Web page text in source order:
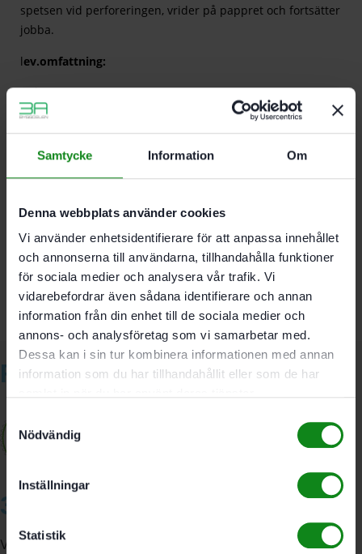
Samtycke Information Om
Denna webbplats använder cookies
Vi använder enhetsidentifierare för att anpassa innehållet
och annonserna till användarna, tillhandahålla funktioner
för sociala medier och analysera vår trafik. Vi
vidarebefordrar även sådana identifierare och annan
information från din enhet till de sociala medier och
annons- och analysföretag som vi samarbetar med.
Dessa kan i sin tur kombinera informationen med annan
information som du har tillhandahållit eller som de har
Nödvändig
Inställningar
Statistik
spetsen vid perforeringen, vrider på pappret och fortsätter
jobba.
lev.omfattning:
Delta 200 P80
GR/50 st
Det finns inga recensioner än.
Bli först med att recensera ”Festool Slippapper Delta
200 P80 GR/50”
Du måste varainloggadför att skriva en recension.
Relaterade produkter
3A Byggdelen
Vi är återförsäljare av elverktyg, tillbehör, infästning och